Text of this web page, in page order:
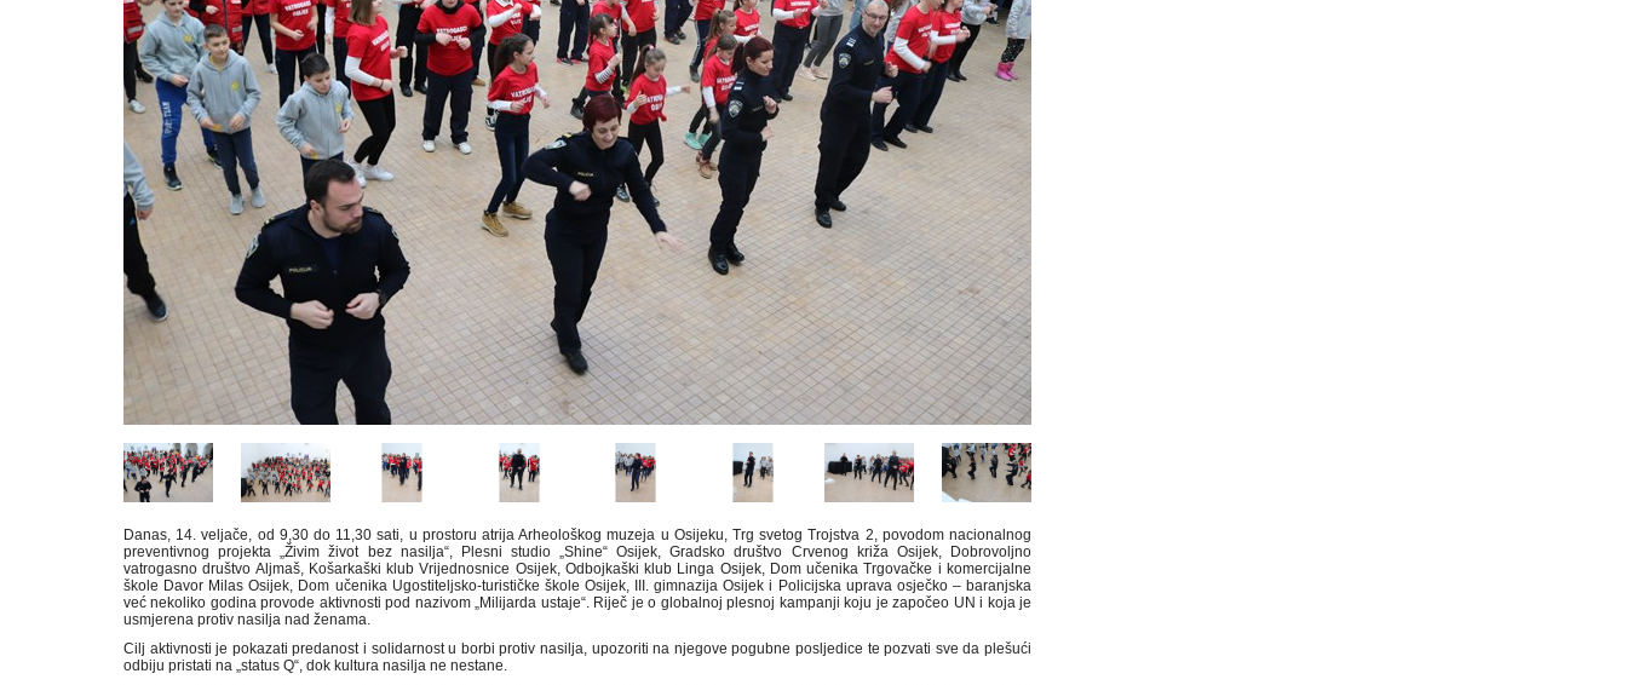
Danas, 14. veljače, od 9,30 do 11,30 sati, u prostoru atrija Arheološkog muzeja u Osijeku, Trg svetog Trojstva 2, povodom nacionalnog
preventivnog projekta „Živim život bez nasilja“, Plesni studio „Shine“ Osijek, Gradsko društvo Crvenog križa Osijek, Dobrovoljno
vatrogasno društvo Aljmaš, Košarkaški klub Vrijednosnice Osijek, Odbojkaški klub Linga Osijek, Dom učenika Trgovačke i komercijalne
škole Davor Milas Osijek, Dom učenika Ugostiteljsko-turističke škole Osijek, III. gimnazija Osijek i Policijska uprava osječko – baranjska
već nekoliko godina provode aktivnosti pod nazivom „Milijarda ustaje“. Riječ je o globalnoj plesnoj kampanji koju je započeo UN i koja je
usmjerena protiv nasilja nad ženama.
Cilj aktivnosti je pokazati predanost i solidarnost u borbi protiv nasilja, upozoriti na njegove pogubne posljedice te pozvati sve da plešući
odbiju pristati na „status Q“, dok kultura nasilja ne nestane.